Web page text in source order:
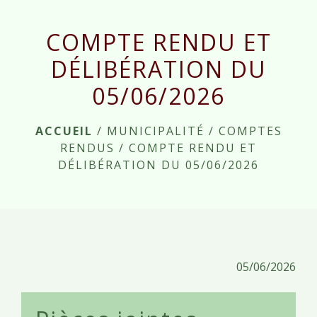
COMPTE RENDU ET
DÉLIBÉRATION DU
05/06/2026
ACCUEIL / MUNICIPALITÉ / COMPTES
RENDUS / COMPTE RENDU ET
DÉLIBÉRATION DU 05/06/2026
05/06/2026